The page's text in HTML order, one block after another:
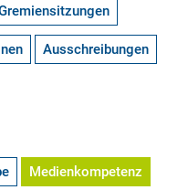
Ausschreibungen
Medienkompetenz